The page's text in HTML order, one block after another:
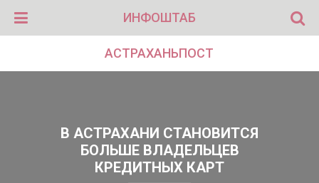
ИНФОШТАБ
АСТРАХАНЬПОСТ
В АСТРАХАНИ СТАНОВИТСЯ
БОЛЬШЕ ВЛАДЕЛЬЦЕВ
КРЕДИТНЫХ КАРТ